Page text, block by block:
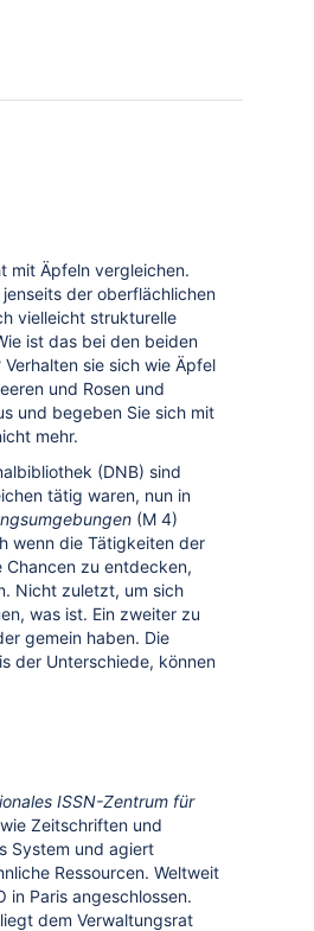
mit Äpfeln vergleichen.
der oberflächlichen
vielleicht strukturelle
ist das bei den beiden
sie sich wie Äpfel
und Rosen und
und begeben Sie sich mit
mehr.
(DNB) sind
tätig waren, nun in
(M 4)
wenn die Tätigkeiten der
zu entdecken,
Nicht zuletzt, um sich
was ist. Ein zweiter zu
gemein haben. Die
der Unterschiede, können
ISSN-Zentrum für
Zeitschriften und
System und agiert
Ressourcen. Weltweit
in Paris angeschlossen.
dem Verwaltungsrat